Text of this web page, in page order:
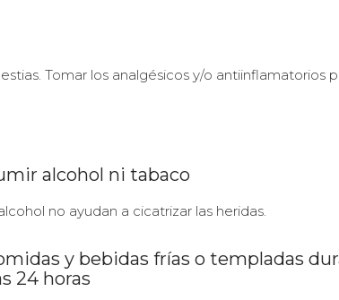
Tomar los analgésicos y/o antiinflamatorios
alcohol ni tabaco
no ayudan a cicatrizar las heridas.
y bebidas frías o templadas
24 horas